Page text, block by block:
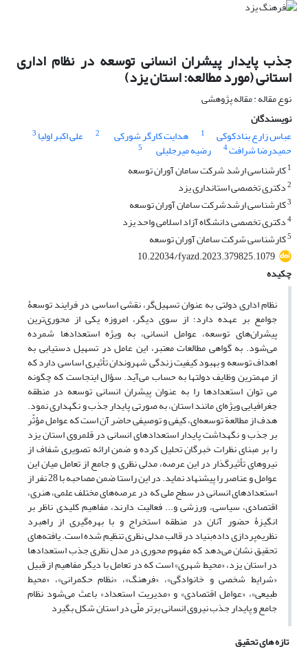
جذب پایدار پیشران انسانی توسعه در نظام اداری
استانی (مورد مطالعه: استان یزد)
نوع مقاله : مقاله پژوهشی
نویسندگان
عباس زارع بنادکوکی
1 هدایت کارگر شورکی 2 علی اکبر اولیا 3
حمیدرضا شرافت4 رضیه میرجلیلی
5
1کارشناسی ارشد شرکت سامان آوران توسعه
2دکتری تخصصی استانداری یزد
3کارشناسی ارشدشرکت سامان آوران توسعه
4دکتری تخصصی دانشگاه آزاد اسلامی واحد یزد
5کارشناسی شرکت سامان آوران توسعه
10.22034/fyazd.2023.379825.1079
چکیده
نظام اداری دولتی به عنوان تسهیل‌گر، نقشی اساسی در فرایند توسعۀ
جوامع بر عهده دارد؛ از سوی دیگر، امروزه یکی از محوری‌ترین
پیشران‌های توسعه، عوامل انسانی، به ویژه استعدادها شمرده
می‌شود. به گواهی مطالعات معتبر، این عامل در تسهیل دستیابی به
اهداف توسعه و بهبود کیفیت زندگی شهروندان تأثیری اساسی دارد که
از مهمترین وظایف دولتها به حساب می‌آید. سؤال اینجاست که چگونه
می توان استعدادها را به عنوان پیشران انسانی توسعه در منطقه
جغرافیایی ویژه‌ای مانند استان، به صورتی پایدار جذب و نگهداری نمود.
هدف از مطالعة توسعه‌ای، کیفی و توصیفی حاضر آن است که عوامل مؤثّر
بر جذب و نگهداشت پایدار استعدادهای انسانی در قلمروی استان یزد
را بر مبنای نظرات خبرگان تحلیل کرده و ضمن ارائه تصویری شفاف از
نیروهای تأثیرگذار در این عرصه، مدلی نظری و جامع از تعامل میان این
عوامل و عناصر را پیشنهاد نماید. در این راستا ضمن مصاحبه با 28 نفر از
استعدادهای انسانی در سطح ملی که در عرصه‌های مختلف علمی، هنری،
اقتصادی، سیاسی، ورزشی و... فعالیت دارند، مفاهیم کلیدی ناظر بر
انگیزۀ حضور آنان در منطقه استخراج و با بهره‌گیری از راهبرد
نظریه‌پردازی داده‌بنیاد در قالب مدلی نظری تنظیم شده است. یافته‌های
تحقیق نشان می‌دهد که مفهوم محوری در مدل نظری جذب استعدادها
در استان یزد، «محیط شهری» است که در تعامل با دیگر مفاهیم از قبیل
«شرایط شخصی و خانوادگی»، «فرهنگ»، «نظام حکمرانی»، «محیط
طبیعی»، «عوامل اقتصادی» و «مدیریت استعداد» باعث می‌شود نظام
جامع و پایدار جذب نیروی انسانی برتر ملّی در استان شکل بگیرد
تازه های تحقیق